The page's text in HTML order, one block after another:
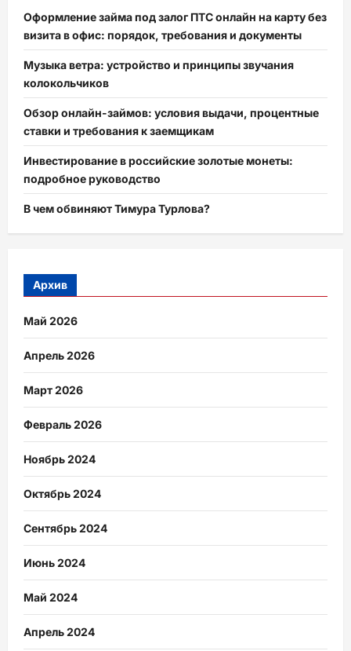
Оформление займа под залог ПТС онлайн на карту без
визита в офис: порядок, требования и документы
Музыка ветра: устройство и принципы звучания
колокольчиков
Обзор онлайн-займов: условия выдачи, процентные
ставки и требования к заемщикам
Инвестирование в российские золотые монеты:
подробное руководство
В чем обвиняют Тимура Турлова?
Архив
Май 2026
Апрель 2026
Март 2026
Февраль 2026
Ноябрь 2024
Октябрь 2024
Сентябрь 2024
Июнь 2024
Май 2024
Апрель 2024